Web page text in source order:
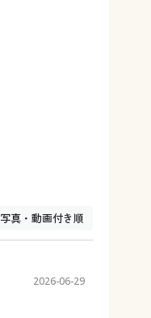
写真・動画付き順
2026-06-29